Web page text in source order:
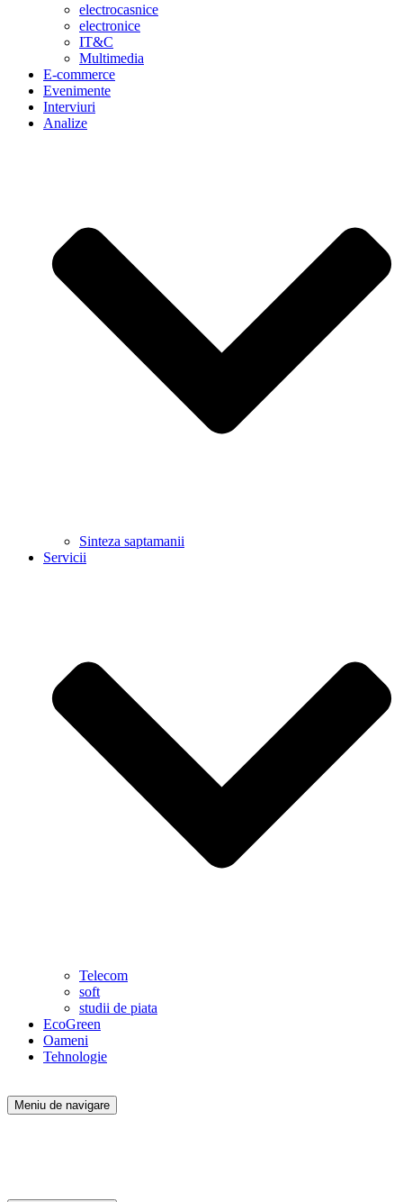
electrocasnice
electronice
IT&C
Multimedia
E-commerce
Evenimente
Interviuri
Analize
Sinteza saptamanii
Servicii
Telecom
soft
studii de piata
EcoGreen
Oameni
Tehnologie
Meniu de navigare